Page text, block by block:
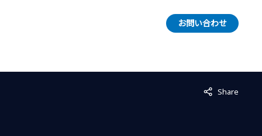
お問い合わせ
Share
Not displayed